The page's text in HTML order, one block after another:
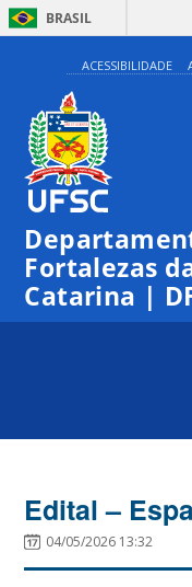
BRASIL
ACESSIBILIDADE
Fortalezas
Catarina |
Edital –
04/05/2026 13:32